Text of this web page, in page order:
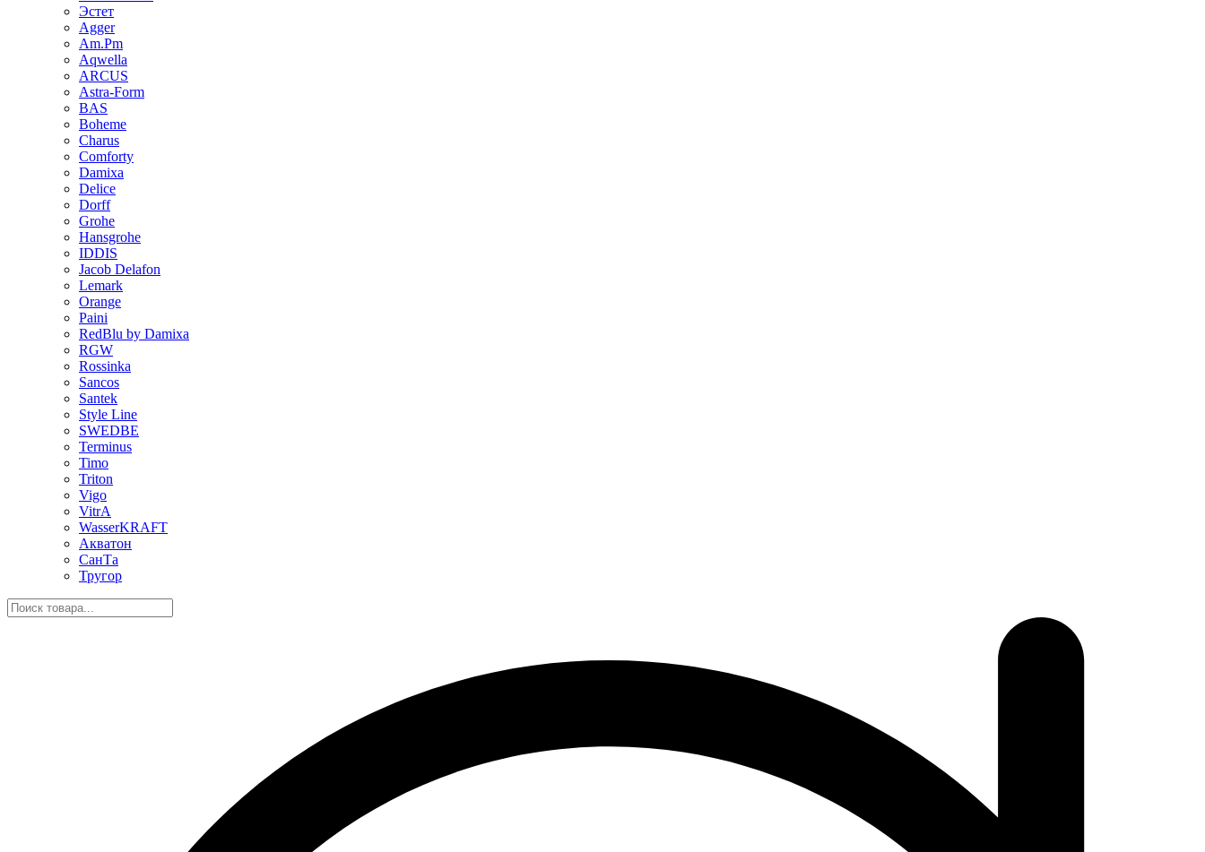
Эстет
Agger
Am.Pm
Aqwella
ARCUS
Astra-Form
BAS
Boheme
Charus
Comforty
Damixa
Delice
Dorff
Grohe
Hansgrohe
IDDIS
Jacob Delafon
Lemark
Orange
Paini
RedBlu by Damixa
RGW
Rossinka
Sancos
Santek
Style Line
SWEDBE
Terminus
Timo
Triton
Vigo
VitrA
WasserKRAFT
Акватон
СанТа
Тругор